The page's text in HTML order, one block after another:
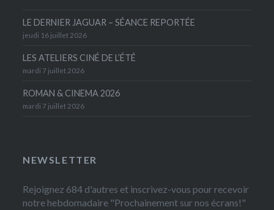
LE DERNIER JAGUAR – SÉANCE REPORTÉE
jeudi 16 juillet 2026
LES ATELIERS CINÉ DE L’ÉTÉ
mardi 7 juillet 2026
ROMAN & CINEMA 2026
mardi 7 juillet 2026
NEWSLETTER
Rejoignez 684 d'autres et inscrivez-vous pour recevoir
notre hebdomadaire "Prochainement sur nos écrans!"